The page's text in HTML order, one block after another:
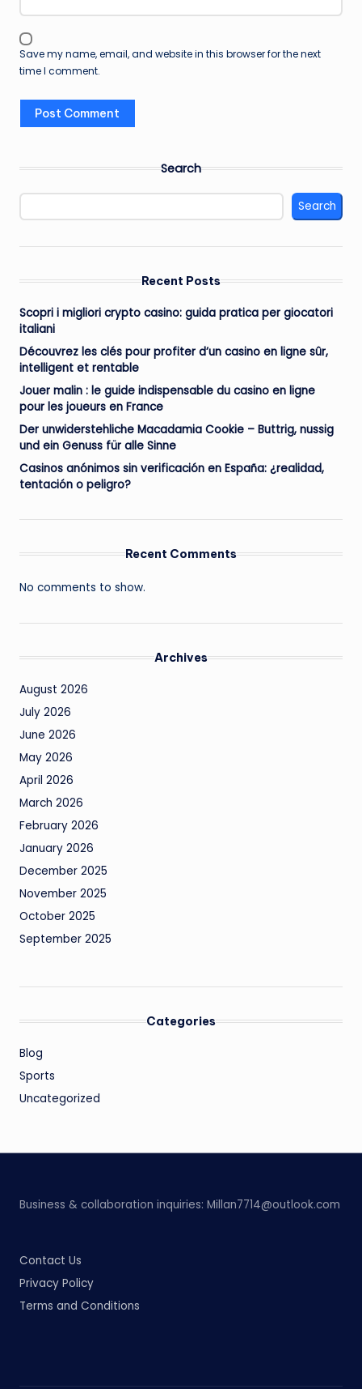
Save my name, email, and website in this browser for the next
time I comment.
Search
Search
Recent Posts
Scopri i migliori crypto casino: guida pratica per giocatori
italiani
Découvrez les clés pour profiter d’un casino en ligne sûr,
intelligent et rentable
Jouer malin : le guide indispensable du casino en ligne
pour les joueurs en France
Der unwiderstehliche Macadamia Cookie – Buttrig, nussig
und ein Genuss für alle Sinne
Casinos anónimos sin verificación en España: ¿realidad,
tentación o peligro?
Recent Comments
No comments to show.
Archives
August 2026
July 2026
June 2026
May 2026
April 2026
March 2026
February 2026
January 2026
December 2025
November 2025
October 2025
September 2025
Categories
Blog
Sports
Uncategorized
Business & collaboration inquiries: Millan7714@outlook.com
Contact Us
Privacy Policy
Terms and Conditions